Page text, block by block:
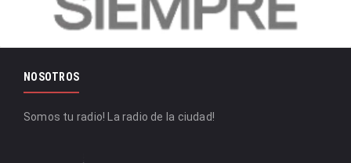
NOSOTROS
Somos tu radio! La radio de la ciudad!